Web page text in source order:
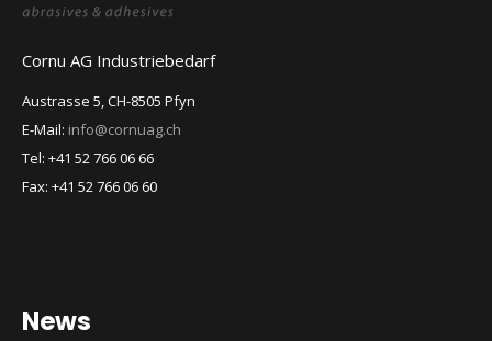
Cornu AG Industriebedarf
Austrasse 5, CH-8505 Pfyn
E-Mail: info@cornuag.ch
Tel: +41 52 766 06 66
Fax: +41 52 766 06 60
News